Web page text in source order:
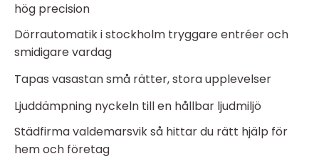
hög precision
Dörrautomatik i stockholm tryggare entréer och
smidigare vardag
Tapas vasastan små rätter, stora upplevelser
Ljuddämpning nyckeln till en hållbar ljudmiljö
Städfirma valdemarsvik så hittar du rätt hjälp för
hem och företag